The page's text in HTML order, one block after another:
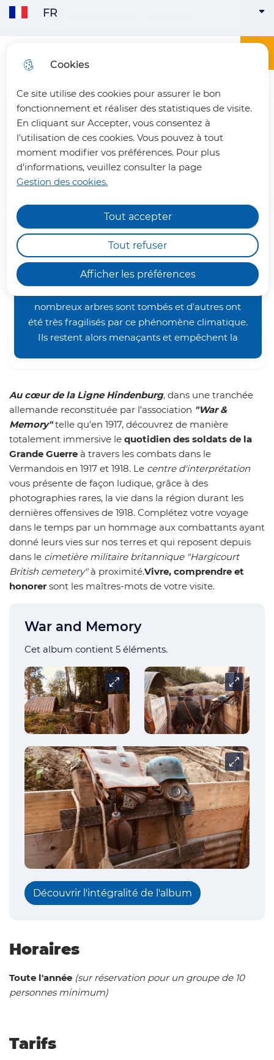
Cookies
Ce site utilise des cookies pour assurer le bon
fonctionnement et réaliser des statistiques de visite.
En cliquant sur Accepter, vous consentez à
l'utilisation de ces cookies. Vous pouvez à tout
moment modifier vos préférences. Pour plus
d'informations, veuillez consulter la page
Gestion des cookies.
Afficher les préférences
Tout accepter
Tout refuser
Aller
du site
fermer
Chemins de randonnée
impraticables
Nous vous informons qu'en raison des dégâts
occasionnés par les orages de la fin juin, nos
nombreux arbres sont tombés et d'autres ont
été très fragilisés par ce phénomène climatique.
Ils restent alors menaçants et empêchent la
état. Merci de votre compréhension.
Office du tourisme du Pays du Vermandois
Menu principal
FR
FRANÇAIS
Hargicourt 14-18
Faites un bond dans le passé au
cœur d'une tranchée allemande de
la Grande Guerre !
Au cœur de la Ligne Hindenburg, dans une tranchée
allemande reconstituée par l'association "War &
Memory"telle qu'en 1917, découvrez de manière
totalement immersive le quotidien des soldats de la
Grande Guerre à travers les combats dans le
Vermandois en 1917 et 1918. Le centre d'interprétation
vous présente de façon ludique, grâce à des
photographies rares, la vie dans la région durant les
dernières offensives de 1918. Complétez votre voyage
dans le temps par un hommage aux combattants ayant
donné leurs vies sur nos terres et qui reposent depuis
dans le cimetière militaire britannique "Hargicourt
British cemetery"à proximité.Vivre, comprendre et
honorer sont les maîtres-mots de votre visite.
War and Memory
Cet album contient 5 éléments.
Carrousel
Découvrir l'intégralité de l'album
Horaires
Toute l'année (sur réservation pour un groupe de 10
personnes minimum)
Tarifs